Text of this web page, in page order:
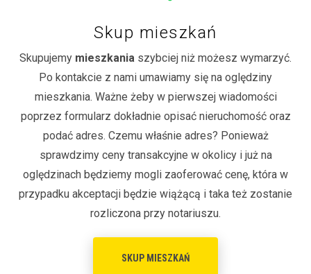
Skup mieszkań
Skupujemy mieszkania szybciej niż możesz wymarzyć.
Po kontakcie z nami umawiamy się na oględziny
mieszkania. Ważne żeby w pierwszej wiadomości
poprzez formularz dokładnie opisać nieruchomość oraz
podać adres. Czemu właśnie adres? Ponieważ
sprawdzimy ceny transakcyjne w okolicy i już na
oględzinach będziemy mogli zaoferować cenę, która w
przypadku akceptacji będzie wiążącą i taka też zostanie
rozliczona przy notariuszu.
SKUP MIESZKAŃ